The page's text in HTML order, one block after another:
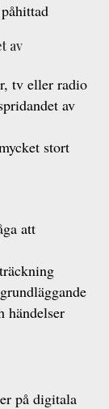
av
tv eller radio
av
stort
att
händelser
på digitala